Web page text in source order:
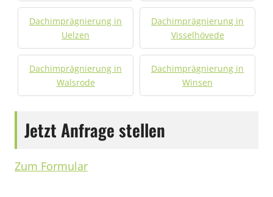
Dachimprägnierung in
Uelzen
Dachimprägnierung in
Visselhövede
Dachimprägnierung in
Walsrode
Dachimprägnierung in
Winsen
Jetzt Anfrage stellen
Zum Formular